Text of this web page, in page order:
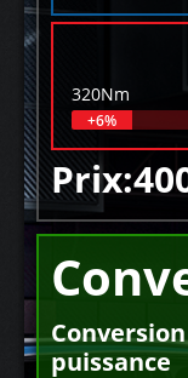
320Nm
+6%
puissance